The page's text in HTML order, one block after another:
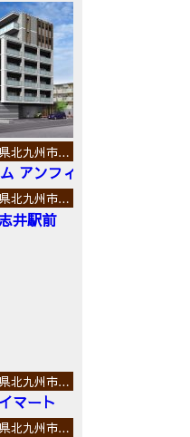
北九州市…
アンフィニ
ー）
北九州市…
井駅前
北九州市…
マート
北九州市…